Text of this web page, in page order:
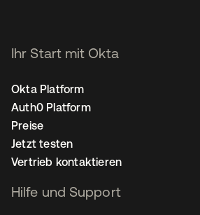
Ihr Start mit Okta
Okta Platform
Auth0 Platform
Preise
Jetzt testen
Vertrieb kontaktieren
Hilfe und Support